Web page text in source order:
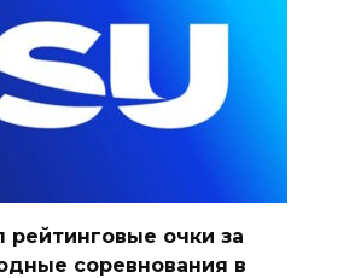
рейтинговые очки за
соревнования в